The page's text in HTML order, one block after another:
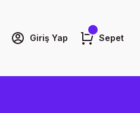
Giriş Yap Sepet